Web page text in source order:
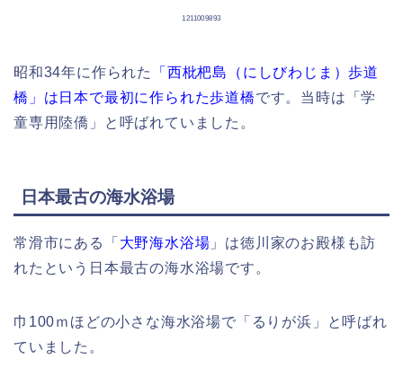
1211009893
昭和34年に作られた
「西枇杷島（にしびわじま）歩道
橋」は日本で最初に作られた歩道橋です。当時は「学
童専用陸僑」と呼ばれていました。
日本最古の海水浴場
常滑市にある「 大野海水浴場 」は徳川家のお殿様も訪
れたという日本最古の海水浴場です。
巾100ｍほどの小さな海水浴場で「るりが浜」と呼ばれ
ていました。